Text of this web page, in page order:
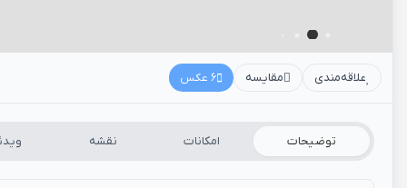
علاقه‌مندی مقایسه 6 عکس
توضیحات امکانات نقشه